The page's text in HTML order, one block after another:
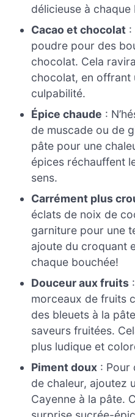
délicieuse à chaque
Cacao et chocolat :
poudre pour des
chocolat. Cela
chocolat, en offrant
culpabilité.
Épice chaude :
de muscade ou de
pâte pour une
épices réchauffent
sens.
Carrément plus
éclats de noix de
garniture pour une
ajoute du croquant
chaque bouchée!
Douceur aux fruits
morceaux de fruits
des bleuets à la
saveurs fruitées.
plus ludique et
Piment doux : Pour
de chaleur, ajoutez
Cayenne à la pâte.